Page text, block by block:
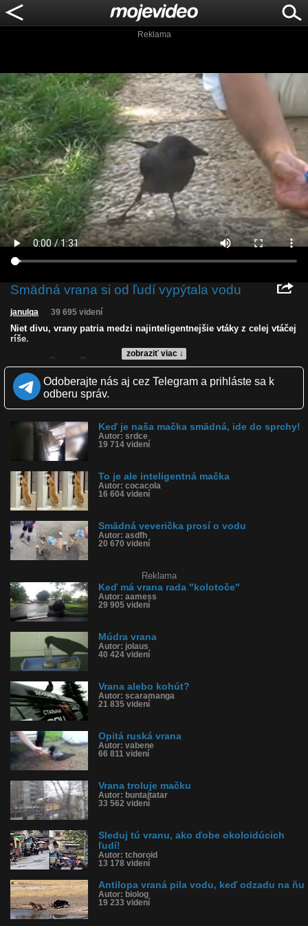
Reklama
Smädná vrana si od ľudí vypýtala vodu
zobraziť viac ↓
janulqa 39 695 videní
Niet divu, vrany patria medzi najinteligentnejšie vtáky z celej vtáčej
ríše.
Zverejnené: 27.7.2014 22:53
Páči sa: 95% (126 hlasov)
Obľúbené: 33
Kategória: zvieratká
Tagy: vták, vrana, piť, učenlivá, minerálka, krkavec, havran, kavka
História sledovanosti videa:
Odoberajte nás aj cez Telegram a prihláste sa k
odberu správ.
Keď je naša mačka smädná, ide do sprchy!
Autor: srdce
19 714 videní
To je ale inteligentná mačka
Autor: cocacola
16 604 videní
Smädná veverička prosí o vodu
Autor: asdfh
20 670 videní
Reklama
Keď má vrana rada "kolotoče"
Autor: aamess
29 905 videní
Múdra vrana
Autor: jolaus
40 424 videní
Vrana alebo kohút?
Autor: scaramanga
21 835 videní
Opitá ruská vrana
Autor: vabene
66 811 videní
Vrana troluje mačku
Autor: buntajtatar
33 562 videní
Sleduj tú vranu, ako ďobe okoloidúcich
ľudí!
Autor: tchoroid
13 178 videní
Antilopa vraná pila vodu, keď odzadu na ňu
Autor: biolog
19 233 videní